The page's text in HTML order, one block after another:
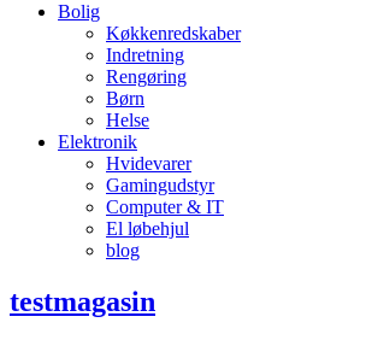
Bolig
Køkkenredskaber
Indretning
Rengøring
Børn
Helse
Elektronik
Hvidevarer
Gamingudstyr
Computer & IT
El løbehjul
blog
testmagasin